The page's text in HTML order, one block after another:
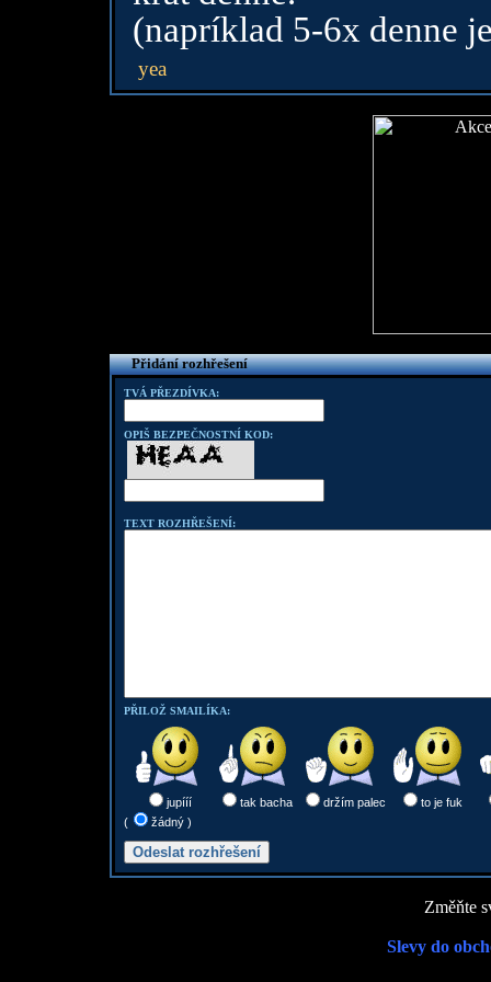
(napríklad 5-6x denne
yea
Přidání rozhřešení
TVÁ PŘEZDÍVKA:
OPIŠ BEZPEČNOSTNÍ KOD:
TEXT ROZHŘEŠENÍ:
PŘILOŽ SMAILÍKA:
jupííí tak bacha držím palec
to je fuk
(
žádný )
Změňte
Slevy do